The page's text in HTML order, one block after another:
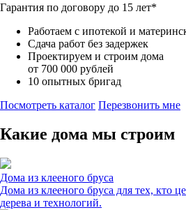
Гарантия по договору до 15 лет*
Работаем с ипотекой и
Сдача работ без задержек
Проектируем и строим дома
от 700 000 рублей
10 опытных бригад
Посмотреть каталог Перезвонить мне
Какие дома мы строим
Дома из клееного бруса
Дома из клееного бруса для тех, кто
дерева и технологий.